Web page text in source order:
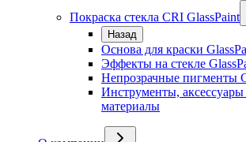
Покраска стекла CRI GlassPaint
Назад
Основа для краски
Эффекты на стекле
Непрозрачные пигменты
Инструменты,
материалы